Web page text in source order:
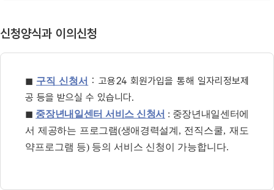
신청양식과 이의신청
◼ 구직 신청서 : 고용24 회원가입을 통해 일자리정보제
공 등을 받으실 수 있습니다.
◼ 중장년내일센터 서비스 신청서 : 중장년내일센터에
서 제공하는 프로그램(생애경력설계 , 전직스쿨, 재도
약프로그램 등) 등의 서비스 신청이 가능합니다.